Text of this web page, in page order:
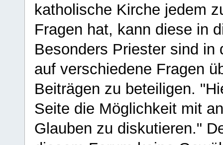
katholische Kirche jedem
Fragen hat, kann diese in
Besonders Priester sind in
auf verschiedene Fragen
Beiträgen zu beteiligen.
Seite die Möglichkeit mit
Glauben zu diskutieren."